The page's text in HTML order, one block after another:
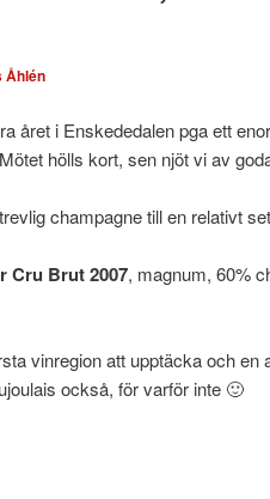
Åhlén
året i Enskededalen pga ett
hölls kort, sen njöt vi av
champagne till en relativt
Cru Brut 2007, magnum, 60%
vinregion att upptäcka och en
också, för varför inte 🙂